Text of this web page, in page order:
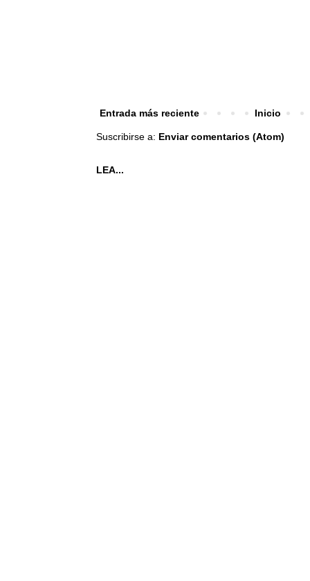
Entrada más reciente Inicio
Suscribirse a: Enviar comentarios (Atom)
LEA...